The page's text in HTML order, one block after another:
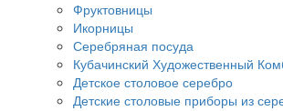
Фруктовницы
Икорницы
Серебряная посуда
Кубачинский Художественный
Детское столовое серебро
Детские столовые приборы из